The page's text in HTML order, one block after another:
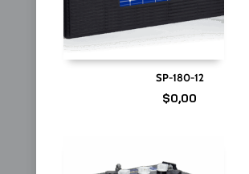
SP-180-12
$0,00